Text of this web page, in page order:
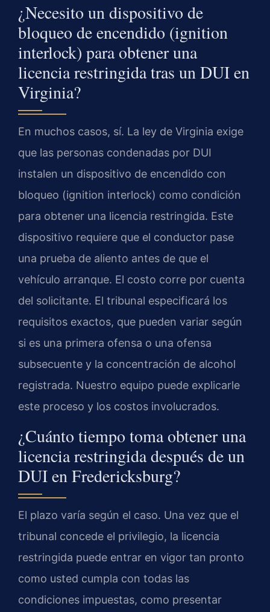
¿Necesito un dispositivo de
bloqueo de encendido (ignition
interlock) para obtener una
licencia restringida tras un DUI en
Virginia?
En muchos casos, sí. La ley de Virginia exige
que las personas condenadas por DUI
instalen un dispositivo de encendido con
bloqueo (ignition interlock) como condición
para obtener una licencia restringida. Este
dispositivo requiere que el conductor pase
una prueba de aliento antes de que el
vehículo arranque. El costo corre por cuenta
del solicitante. El tribunal especificará los
requisitos exactos, que pueden variar según
si es una primera ofensa o una ofensa
subsecuente y la concentración de alcohol
registrada. Nuestro equipo puede explicarle
este proceso y los costos involucrados.
¿Cuánto tiempo toma obtener una
licencia restringida después de un
DUI en Fredericksburg?
El plazo varía según el caso. Una vez que el
tribunal concede el privilegio, la licencia
restringida puede entrar en vigor tan pronto
como usted cumpla con todas las
condiciones impuestas, como presentar